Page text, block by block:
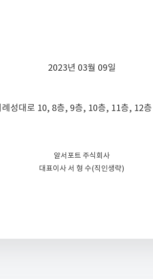
2023년 03월 09일
례성대로 10, 8층, 9층, 10층, 11층, 12
알서포트 주식회사
대표이사 서 형 수(직인생략)